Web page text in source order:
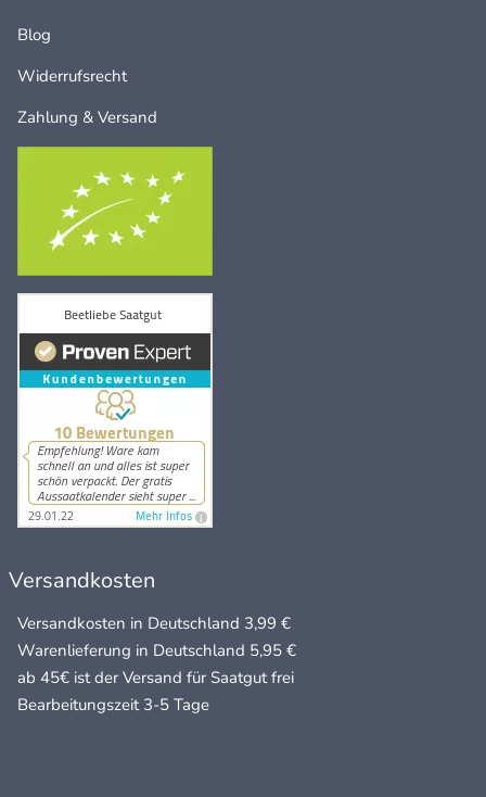
Blog
Widerrufsrecht
Zahlung & Versand
Versandkosten
Versandkosten in Deutschland 3,99 €
Warenlieferung in Deutschland 5,95 €
ab 45€ ist der Versand für Saatgut frei
Bearbeitungszeit 3-5 Tage